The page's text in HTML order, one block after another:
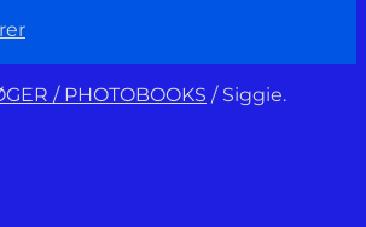
/ PHOTOBOOKS / Siggie.